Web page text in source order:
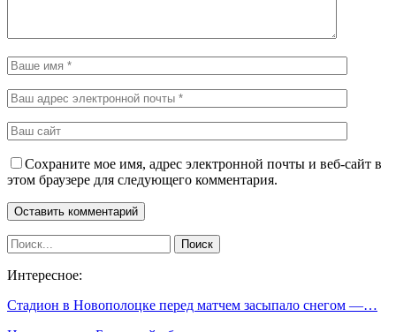
Сохраните мое имя, адрес электронной почты и веб-сайт в
этом браузере для следующего комментария.
Интересное:
Стадион в Новополоцке перед матчем засыпало снегом —…